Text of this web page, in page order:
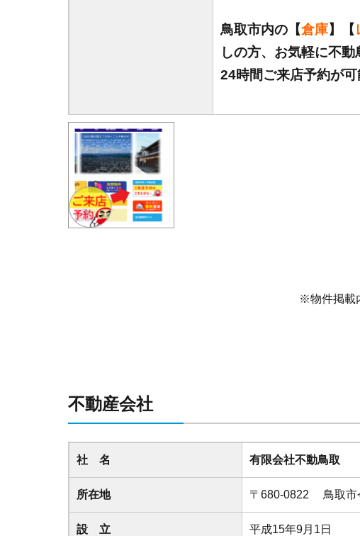
鳥取市内の【倉庫】【
しの方、お気軽に不動
24時間ご来店予約が可
※物件掲載
不動産会社
社 名 有限会社不動鳥取
所在地 〒680-0822 鳥取市
設 立 平成15年9月1日